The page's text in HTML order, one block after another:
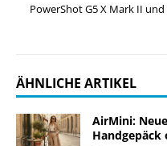
PowerShot G5 X Mark II
ÄHNLICHE ARTIKEL
AirMini:
Handgepäck